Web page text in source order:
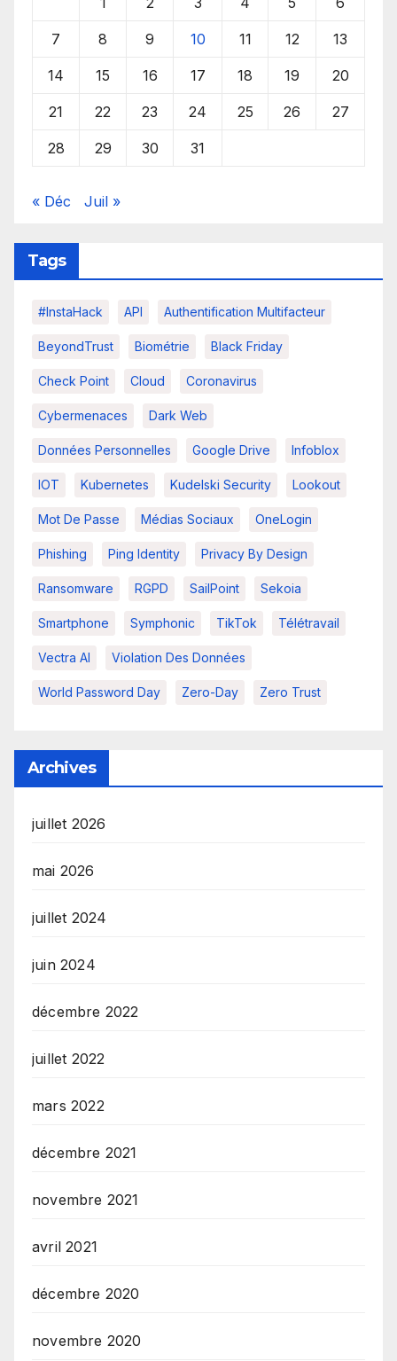
7 8 9 10 11 12 13
14 15 16 17 18 19 20
21 22 23 24 25 26 27
28 29 30 31
« Déc Juil »
Tags
#InstaHack API Authentification Multifacteur
BeyondTrust Biométrie Black Friday
Check Point Cloud Coronavirus
Cybermenaces Dark Web
Données Personnelles Google Drive Infoblox
IOT Kubernetes Kudelski Security Lookout
Mot De Passe Médias Sociaux OneLogin
Phishing Ping Identity Privacy By Design
Ransomware RGPD SailPoint Sekoia
Smartphone Symphonic TikTok Télétravail
Vectra AI Violation Des Données
World Password Day Zero-Day Zero Trust
Archives
juillet 2026
mai 2026
juillet 2024
juin 2024
décembre 2022
juillet 2022
mars 2022
décembre 2021
novembre 2021
avril 2021
décembre 2020
novembre 2020